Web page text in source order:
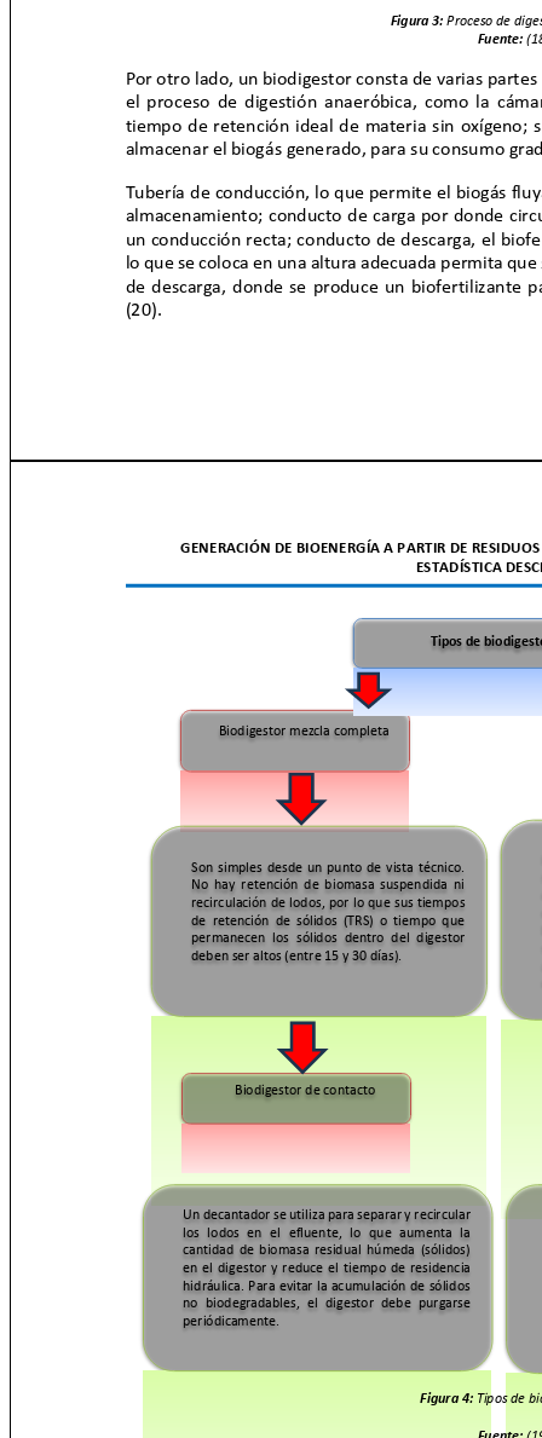
Figura 3:Proceso de
Fuente:
Por otro lado, un biodigestor consta de varias
el proceso de digestión anaeróbica, como la
tiempo de retención ideal de materia sin
almacenar el biogás generado, para su consumo
Tubería de conducción, lo que permite el biogás
almacenamiento; conducto de carga por donde
un conducción recta; conducto de descarga, el
lo que se coloca en una altura adecuada permita
de descarga, donde se produce un biofertilizante
(20).
GENERACIÓN DE BIOENERGÍA A PARTIR DE
ESTADÍSTICA
Tipos de
Biodigestor mezcla completa
Son simples desde un punto de vista técnico.
No hay retención de biomasa suspendida ni
recirculación de lodos, por lo que sus tiempos
de retención de sólidos (TRS) o tiempo que
permanecen los sólidos dentro del digestor
deben ser altos (entre 15 y 30 días).
Biodigestor de contacto
Un decantador se utiliza para separar y recircular
los lodos en el efluente, lo que aumenta la
cantidad de biomasa residual húmeda (sólidos)
en el digestor y reduce el tiempo de residencia
hidráulica. Para evitar la acumulación de sólidos
no biodegradables, el digestor debe purgarse
periódicamente.
Figura 4: Tipos de